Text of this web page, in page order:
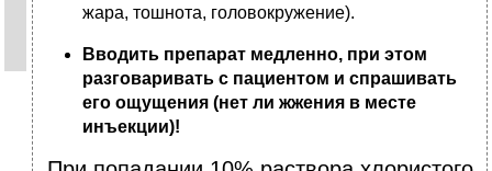
жара, тошнота, головокружение).
Вводить препарат медленно, при этом
разговаривать с пациентом и спрашивать
его ощущения (нет ли жжения в месте
инъекции)!